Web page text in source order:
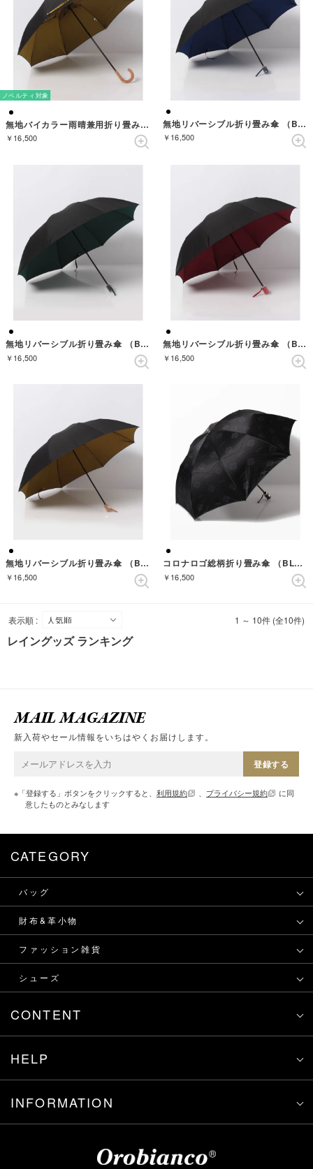
ノベルティ対象
無地バイカラー雨晴兼用折り畳み傘 （BLACK/YELLOW）
￥16,500
無地リバーシブル折り畳み傘 （BLACK/BLUE）
￥16,500
無地リバーシブル折り畳み傘 （BLACK/GREEN）
￥16,500
無地リバーシブル折り畳み傘 （BLACK/RED）
￥16,500
無地リバーシブル折り畳み傘 （BLACK/YELLOW）
￥16,500
コロナロゴ総柄折り畳み傘 （BLACK）
￥16,500
表示順 : 1 ～ 10件 (全10件)
レイングッズ ランキング
MAIL MAGAZINE
新入荷やセール情報をいちはやくお届けします。
登録する
※「登録する」ボタンをクリックすると、 利用規約 、 プライバシー規約
に同
意したものとみなします
CATEGORY
バッグ
財布&革小物
ファッション雑貨
シューズ
CONTENT
HELP
INFORMATION